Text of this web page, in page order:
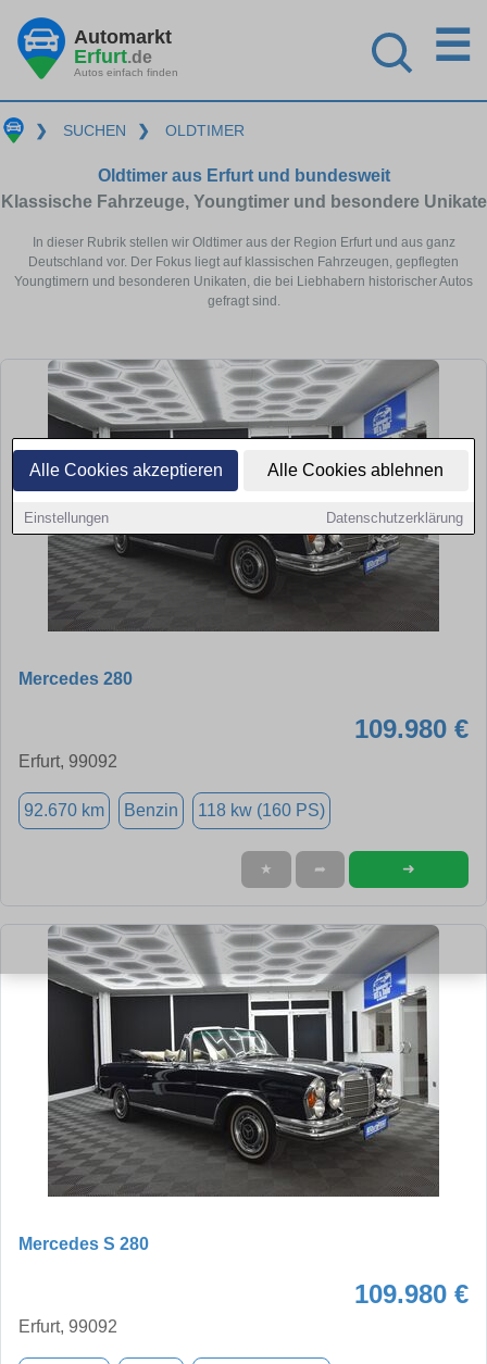
Alle Cookies akzeptieren Alle Cookies ablehnen
Einstellungen Datenschutzerklärung
Automarkt
Erfurt.de
Autos einfach finden
☰
❯ SUCHEN ❯ OLDTIMER
Oldtimer aus Erfurt und bundesweit
Klassische Fahrzeuge, Youngtimer und besondere Unikate
In dieser Rubrik stellen wir Oldtimer aus der Region Erfurt und aus ganz
Deutschland vor. Der Fokus liegt auf klassischen Fahrzeugen, gepflegten
Youngtimern und besonderen Unikaten, die bei Liebhabern historischer Autos
gefragt sind.
Mercedes 280
109.980 €
Erfurt, 99092
92.670 km Benzin 118 kw (160 PS)
★ ➦ ➜
Mercedes S 280
109.980 €
Erfurt, 99092